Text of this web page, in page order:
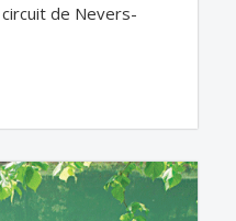
de Nevers-